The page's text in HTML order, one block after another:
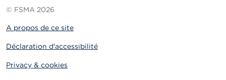
© FSMA 2026
A propos de ce site
Déclaration d'accessibilité
Privacy & cookies